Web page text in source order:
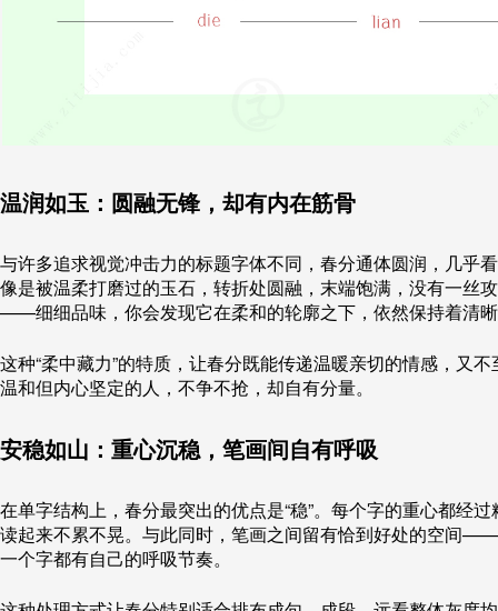
温润如玉：圆融无锋，却有内在筋骨
与许多追求视觉冲击力的标题字体不同，春分通体圆润，几乎
像是被温柔打磨过的玉石，转折处圆融，末端饱满，没有一丝
——细细品味，你会发现它在柔和的轮廓之下，依然保持着清
这种“柔中藏力”的特质，让春分既能传递温暖亲切的情感，又
温和但内心坚定的人，不争不抢，却自有分量。
安稳如山：重心沉稳，笔画间自有呼吸
在单字结构上，春分最突出的优点是“稳”。每个字的重心都经
读起来不累不晃。与此同时，笔画之间留有恰到好处的空间
一个字都有自己的呼吸节奏。